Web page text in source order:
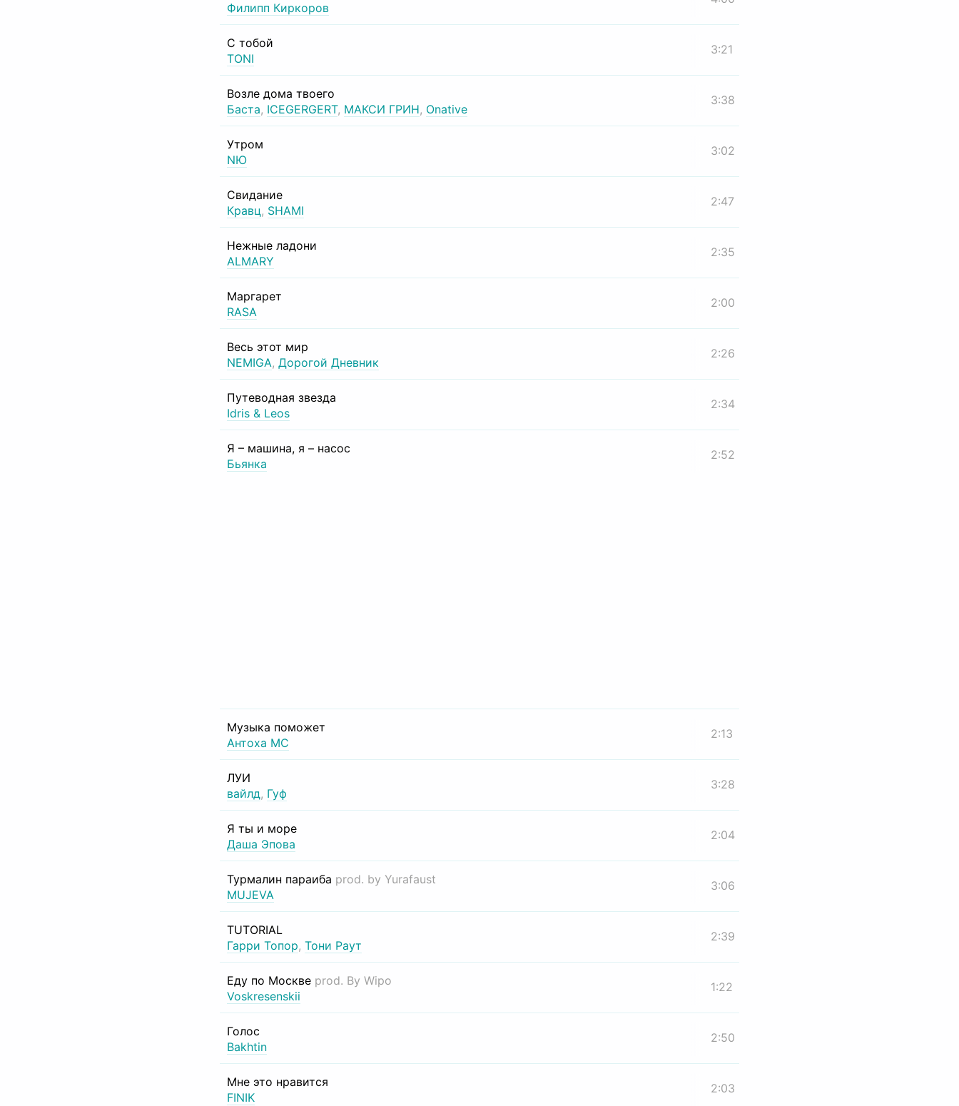
Филипп Киркоров
С тобой
TONI
3:21
Возле дома твоего
Баста, ICEGERGERT, МАКСИ ГРИН, Onative
3:38
Утром
NЮ
3:02
Свидание
Кравц, SHAMI
2:47
Нежные ладони
ALMARY
2:35
Маргарет
RASA
2:00
Весь этот мир
NEMIGA, Дорогой Дневник
2:26
Путеводная звезда
Idris & Leos
2:34
Я – машина, я – насос
Бьянка
2:52
Музыка поможет
Антоха МС
2:13
ЛУИ
вайлд, Гуф
3:28
Я ты и море
Даша Эпова
2:04
Турмалин параиба prod. by Yurafaust
MUJEVA
3:06
TUTORIAL
Гарри Топор, Тони Раут
2:39
Еду по Москве prod. By Wipo
Voskresenskii
1:22
Голос
Bakhtin
2:50
Мне это нравится
FINIK
2:03